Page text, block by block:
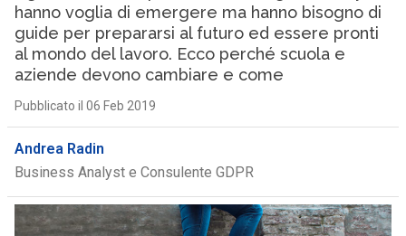
hanno voglia di emergere ma hanno bisogno di
guide per prepararsi al futuro ed essere pronti
al mondo del lavoro. Ecco perché scuola e
aziende devono cambiare e come
Pubblicato il 06 Feb 2019
Andrea Radin
Business Analyst e Consulente GDPR